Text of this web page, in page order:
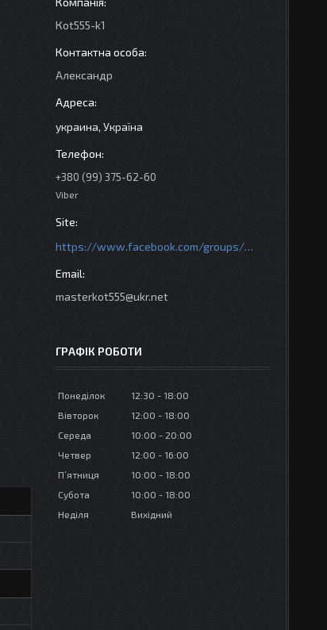
Кot555-k1
Александр
украина, Україна
+380 (99) 375-62-60
Viber
https://www.facebook.com/groups/httpsmotoshara.net
masterkot555@ukr.net
ГРАФІК РОБОТИ
Понеділок 12:30
18:00
Вівторок
12:00
18:00
Середа
10:00
20:00
Четвер
12:00
16:00
Пʼятниця
10:00
18:00
Субота
10:00
18:00
Неділя
Вихідний